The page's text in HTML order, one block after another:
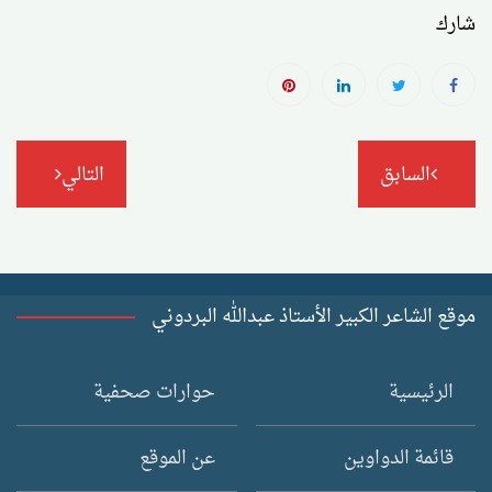
شارك
تصفّح
المقالات
السابق التالي
موقع الشاعر الكبير الأستاذ عبدالله البردوني
الرئيسية
قائمة الدواوين
حوارات صحفية
عن الموقع